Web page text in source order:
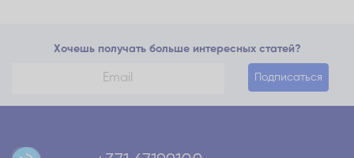
Хочешь получать больше интересных статей?
Подписаться